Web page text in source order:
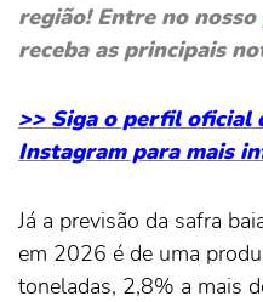
região! Entre no nosso
receba as principais
>> Siga o perfil oficial
Instagram para mais
Já a previsão da safra
em 2026 é de uma
toneladas, 2,8% a mais